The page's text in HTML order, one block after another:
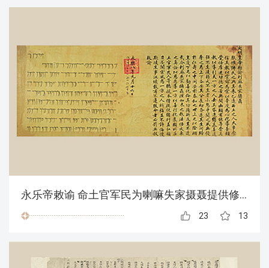
永乐帝敕谕 命土官军民为喇嘛失家摄聂提供修行便利
23 13